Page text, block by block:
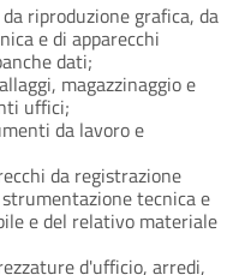
riproduzione grafica, da
e di apparecchi
dati;
magazzinaggio e
uffici;
da lavoro e
da registrazione
tecnica e
e del relativo materiale
d'ufficio, arredi,